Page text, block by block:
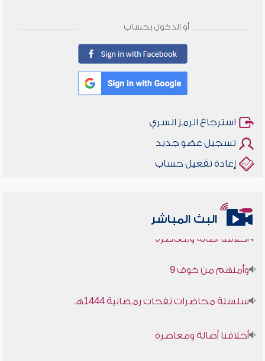
أو الدخول بحساب
استرجاع الرمز السري
تسجيل عضو جديد
إعادة تفعيل حساب
البث المباشر
أخلاقنا أصالة ومعاصرة